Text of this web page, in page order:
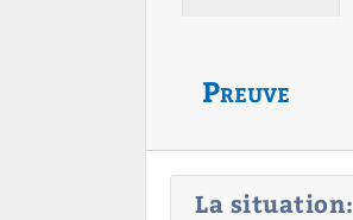
Preuve
La situation: